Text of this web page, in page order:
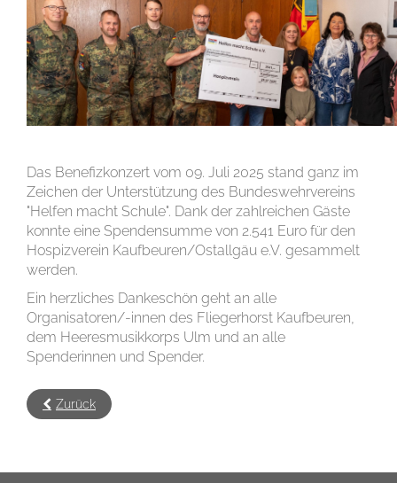
Das Benefizkonzert vom 09. Juli 2025 stand ganz im
Zeichen der Unterstützung des Bundeswehrvereins
"Helfen macht Schule". Dank der zahlreichen Gäste
konnte eine Spendensumme von 2.541 Euro für den
Hospizverein Kaufbeuren/Ostallgäu e.V. gesammelt
werden.
Ein herzliches Dankeschön geht an alle
Organisatoren/-innen des Fliegerhorst Kaufbeuren,
dem Heeresmusikkorps Ulm und an alle
Spenderinnen und Spender.
Zurück